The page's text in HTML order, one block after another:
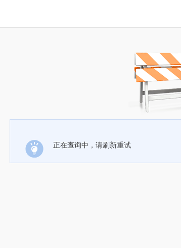
正在查询中，请刷新重试